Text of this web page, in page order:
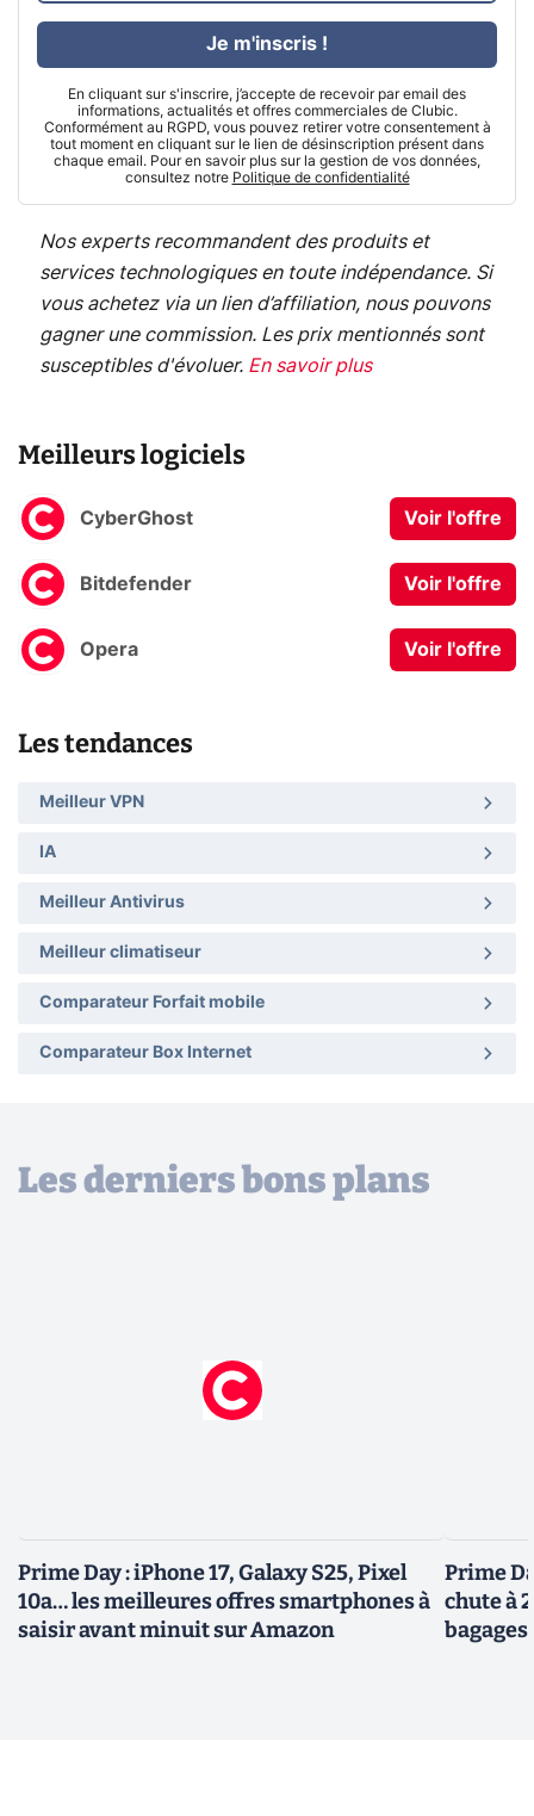
En cliquant sur s'inscrire, j’accepte de recevoir par email des
informations, actualités et offres commerciales de Clubic.
Conformément au RGPD, vous pouvez retirer votre consentement à
tout moment en cliquant sur le lien de désinscription présent dans
chaque email. Pour en savoir plus sur la gestion de vos données,
consultez notre Politique de confidentialité
Je m'inscris !
Nos experts recommandent des produits et
services technologiques en toute indépendance. Si
vous achetez via un lien d’affiliation, nous pouvons
gagner une commission. Les prix mentionnés sont
susceptibles d'évoluer. En savoir plus
Meilleurs logiciels
CyberGhost Voir l'offre
Bitdefender Voir l'offre
Opera Voir l'offre
Les tendances
Meilleur VPN
IA
Meilleur Antivirus
Meilleur climatiseur
Comparateur Forfait mobile
Comparateur Box Internet
Les derniers bons plans
Prime Day : iPhone 17, Galaxy S25, Pixel
10a… les meilleures offres smartphones à
saisir avant minuit sur Amazon
Prime
chute à